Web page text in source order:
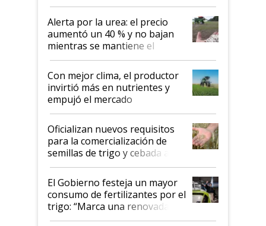
Alerta por la urea: el precio
aumentó un 40 % y no bajan
mientras se mantiene el
conflicto en Medio Oriente
Con mejor clima, el productor
invirtió más en nutrientes y
empujó el mercado
Oficializan nuevos requisitos
para la comercialización de
semillas de trigo y cebada a
granel
El Gobierno festeja un mayor
consumo de fertilizantes por el
trigo: “Marca una renovada
confianza de los productores”